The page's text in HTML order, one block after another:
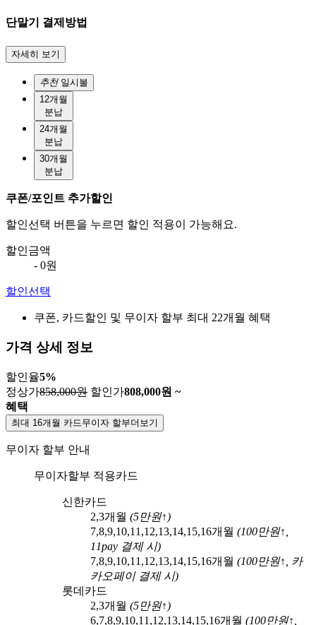
단말기 결제방법
자세히 보기
추천 일시불
12개월
분납
24개월
분납
30개월
분납
쿠폰/포인트 추가할인
할인선택 버튼을 누르면 할인 적용이 가능해요.
할인금액
- 0원
할인선택
쿠폰, 카드할인 및 무이자 할부 최대 22개월 혜택
가격 상세 정보
할인율5%
정상가858,000원 할인가808,000원 ~
혜택
최대 16개월 카드무이자 할부더보기
무이자 할부 안내
무이자할부 적용카드
신한카드
2,3개월 (5만원↑)
7,8,9,10,11,12,13,14,15,16개월 (100만원↑,
11pay 결제 시)
7,8,9,10,11,12,13,14,15,16개월 (100만원↑, 카
카오페이결제 시)
롯데카드
2,3개월 (5만원↑)
6,7,8,9,10,11,12,13,14,15,16개월 (100만원↑,